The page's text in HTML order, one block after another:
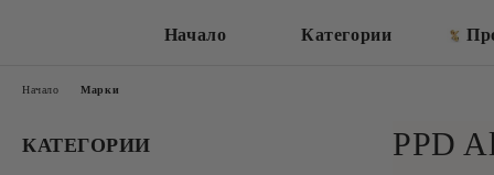
Начало Категории
КАТЕГОРИИ
Начало Марки
PPD